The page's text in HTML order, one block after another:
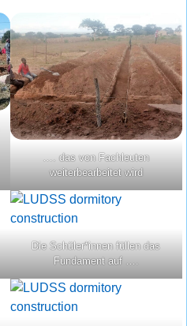
…. das von Fachleuten
weiterbearbeitet wird
Die Schüler*innen füllen das
Fundament auf ….